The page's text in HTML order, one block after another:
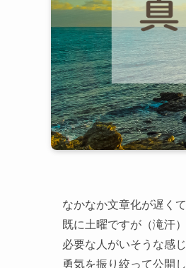
なかなか文章化が遅くて
既に土曜ですが（滝汗）
必要な人がいそうな感
勇気を振り絞って公開し